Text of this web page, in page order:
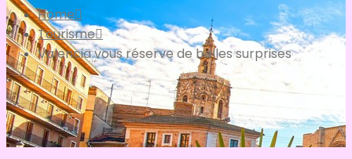
Home
Tourisme
Valencia vous réserve de belles surprises